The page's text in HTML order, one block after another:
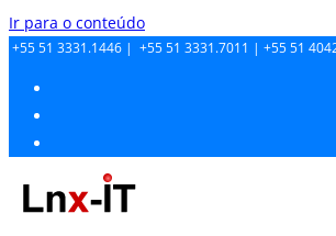
Ir para o conteúdo
+55 51 3331.1446 | +55 51 3331.7011 | +55 51